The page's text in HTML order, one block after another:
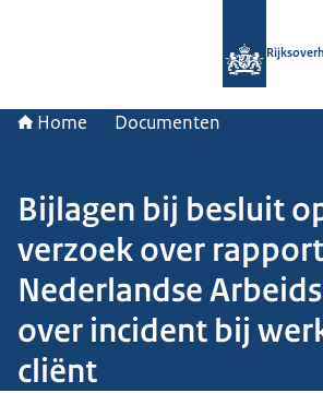
Home Documenten
Bijlagen bij besluit
verzoek over
Nederlandse
over incident bij
cliënt